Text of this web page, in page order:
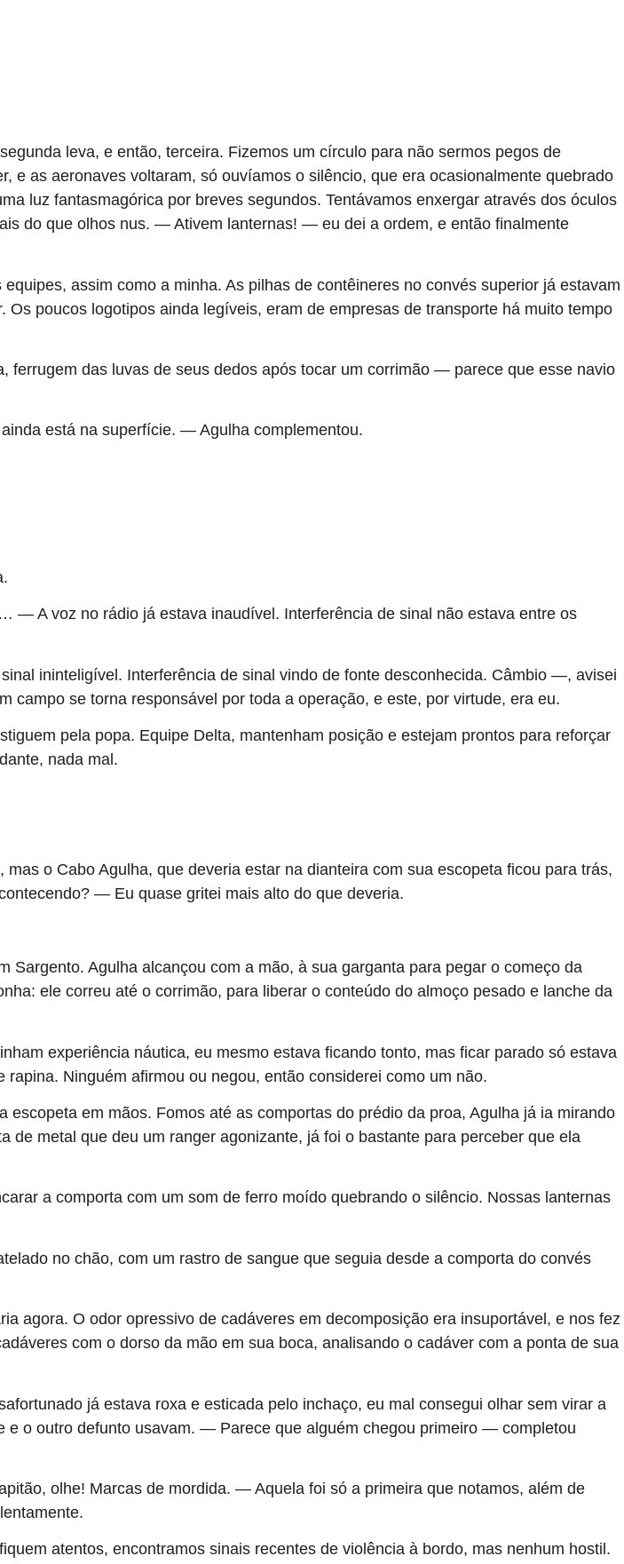
leva, e então, terceira. Fizemos um círculo para não sermos pegos de
e as aeronaves voltaram, só ouvíamos o silêncio, que era ocasionalmente quebrado
luz fantasmagórica por breves segundos. Tentávamos enxergar através dos óculos
do que olhos nus. — Ativem lanternas! — eu dei a ordem, e então finalmente
assim como a minha. As pilhas de contêineres no convés superior já estavam
poucos logotipos ainda legíveis, eram de empresas de transporte há muito tempo
das luvas de seus dedos após tocar um corrimão — parece que esse navio
está na superfície. — Agulha complementou.
A voz no rádio já estava inaudível. Interferência de sinal não estava entre os
ininteligível. Interferência de sinal vindo de fonte desconhecida. Câmbio —, avisei
campo se torna responsável por toda a operação, e este, por virtude, era eu.
pela popa. Equipe Delta, mantenham posição e estejam prontos para reforçar
nada mal.
o Cabo Agulha, que deveria estar na dianteira com sua escopeta ficou para trás,
— Eu quase gritei mais alto do que deveria.
Agulha alcançou com a mão, à sua garganta para pegar o começo da
ele correu até o corrimão, para liberar o conteúdo do almoço pesado e lanche da
experiência náutica, eu mesmo estava ficando tonto, mas ficar parado só estava
Ninguém afirmou ou negou, então considerei como um não.
em mãos. Fomos até as comportas do prédio da proa, Agulha já ia mirando
metal que deu um ranger agonizante, já foi o bastante para perceber que ela
a comporta com um som de ferro moído quebrando o silêncio. Nossas lanternas
no chão, com um rastro de sangue que seguia desde a comporta do convés
agora. O odor opressivo de cadáveres em decomposição era insuportável, e nos fez
com o dorso da mão em sua boca, analisando o cadáver com a ponta de sua
já estava roxa e esticada pelo inchaço, eu mal consegui olhar sem virar a
o outro defunto usavam. — Parece que alguém chegou primeiro — completou
olhe! Marcas de mordida. — Aquela foi só a primeira que notamos, além de
atentos, encontramos sinais recentes de violência à bordo, mas nenhum hostil.